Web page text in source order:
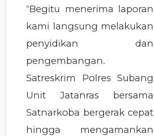
“Begitu menerima laporan
kami langsung melakukan
penyidikan dan
pengembangan.
Satreskrim Polres Subang
Unit Jatanras bersama
Satnarkoba bergerak cepat
hingga mengamankan